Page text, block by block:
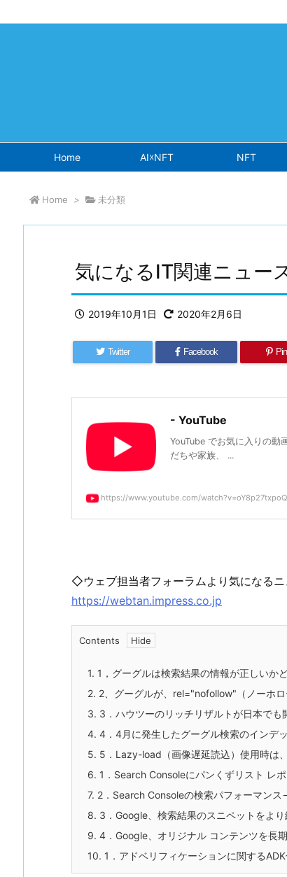
Home AI☓NFT NFT
Home > 未分類
気になるIT関連ニュー
2019年10月1日 2020年2月6日
Twitter Facebook
- YouTube
YouTube でお気に入りの動
だちや家族、 ...
https://www.youtube.com/
◇ウェブ担当者フォーラムより気になる
https://webtan.impress.co.jp
Contents
1. 1，グーグルは検索結果の情報が正しいか
2. 2、グーグルが、rel="nofollow"（ノーホ
3. 3．ハウツーのリッチリザルトが日本でも
4. 4．4月に発生したグーグル検索のインデ
5. 5．Lazy-load（画像遅延読込）使用時は
6. 1．Search Consoleにパンくずリスト レ
7. 2．Search Consoleの検索パフォーマン
8. 3．Google、検索結果のスニペットをよ
9. 4．Google、オリジナル コンテンツを長
10. 1．アドベリフィケーションに関する